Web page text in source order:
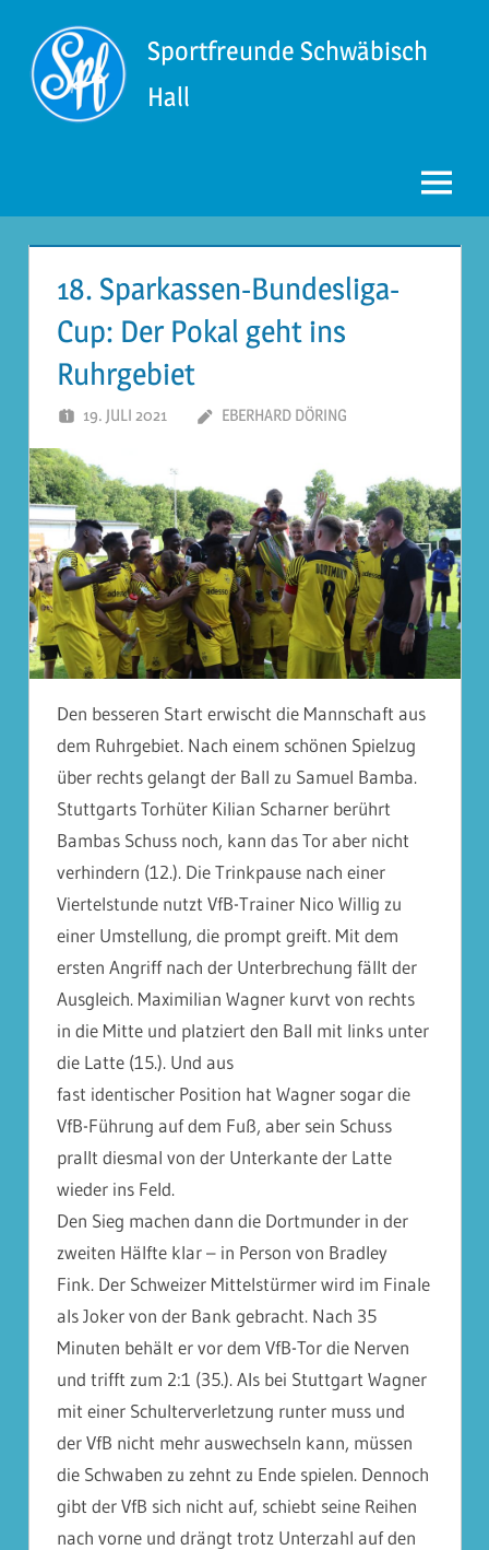
Inhalt
springen
Sportfreunde Schwäbisch
Hall
Menü
18. Sparkassen-Bundesliga-
Cup: Der Pokal geht ins
Ruhrgebiet
19. JULI 2021 EBERHARD DÖRING
Den besseren Start erwischt die Mannschaft aus
dem Ruhrgebiet. Nach einem schönen Spielzug
über rechts gelangt der Ball zu Samuel Bamba.
Stuttgarts Torhüter Kilian Scharner berührt
Bambas Schuss noch, kann das Tor aber nicht
verhindern (12.). Die Trinkpause nach einer
Viertelstunde nutzt VfB-Trainer Nico Willig zu
einer Umstellung, die prompt greift. Mit dem
ersten Angriff nach der Unterbrechung fällt der
Ausgleich. Maximilian Wagner kurvt von rechts
in die Mitte und platziert den Ball mit links unter
die Latte (15.). Und aus
fast identischer Position hat Wagner sogar die
VfB-Führung auf dem Fuß, aber sein Schuss
prallt diesmal von der Unterkante der Latte
wieder ins Feld.
Den Sieg machen dann die Dortmunder in der
zweiten Hälfte klar – in Person von Bradley
Fink. Der Schweizer Mittelstürmer wird im Finale
als Joker von der Bank gebracht. Nach 35
Minuten behält er vor dem VfB-Tor die Nerven
und trifft zum 2:1 (35.). Als bei Stuttgart Wagner
mit einer Schulterverletzung runter muss und
der VfB nicht mehr auswechseln kann, müssen
die Schwaben zu zehnt zu Ende spielen. Dennoch
gibt der VfB sich nicht auf, schiebt seine Reihen
nach vorne und drängt trotz Unterzahl auf den